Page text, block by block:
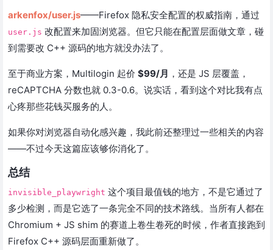
arkenfox/user.js——Firefox 隐私安全配置的权威指南，通过
user.js 改配置来加固浏览器。但它只能在配置层面做文章，碰
到需要改 C++ 源码的地方就没办法了。
至于商业方案，Multilogin 起价 $99/月 ，还是 JS 层覆盖，
reCAPTCHA 分数也就 0.3-0.6。说实话，看到这个对比我有点
心疼那些花钱买服务的人。
如果你对浏览器自动化感兴趣，我此前还整理过一些相关的内容
——不过今天这篇应该够你消化了。
总结
invisible_playwright 这个项目最值钱的地方，不是它通过了
多少检测，而是它选了一条完全不同的技术路线。当所有人都在
Chromium + JS shim 的赛道上卷生卷死的时候，作者直接跑到
Firefox C++ 源码层面重新做了。